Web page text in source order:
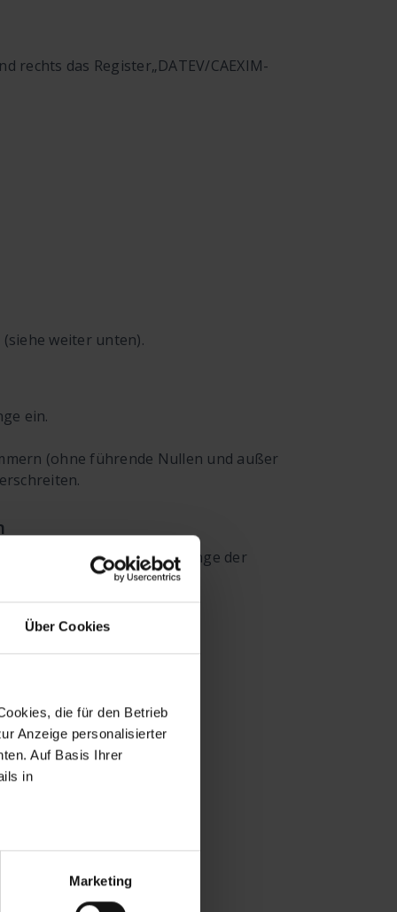
Über Cookies
die für den Betrieb
Anzeige personalisierter
Auf Basis Ihrer
in
Marketing
rechts das Register„DATEV/CAEXIM-
weiter unten).
ein.
(ohne führende Nullen und außer
als die eingestellte Länge der